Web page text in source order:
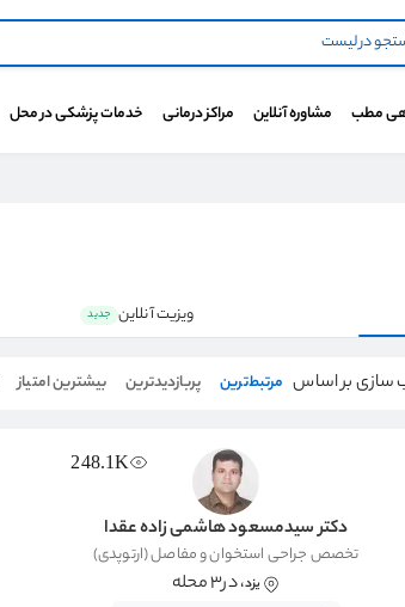
مطب مشاوره آنلاین مراکز درمانی خدمات پزشکی در محل
ویزیت آنلاین جدید
سازی بر اساس مرتبط‌ترین پربازدیدترین بیشترین امتیاز
248.1K
دکتر سیدمسعود هاشمی زاده عقدا
تخصص جراحی استخوان و مفاصل (ارتوپدی)
یزد، در3 محله